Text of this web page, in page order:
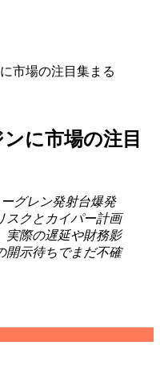
市場の注目集まる
に市場の注目
グレン発射台爆発
スクとカイパー計画
実際の遅延や財務影
開示待ちでまだ不確